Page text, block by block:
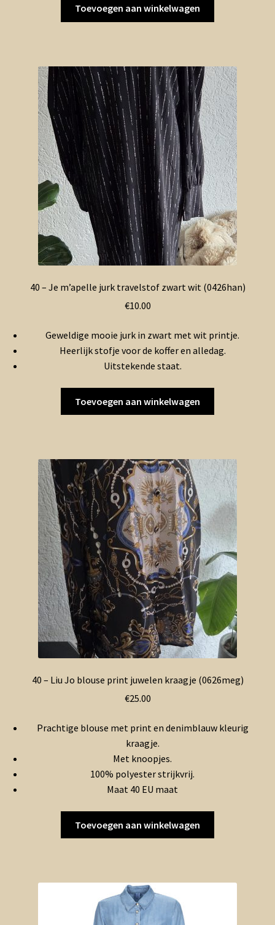
Toevoegen aan winkelwagen
40 – Je m’apelle jurk travelstof zwart wit (0426han)
€10.00
Geweldige mooie jurk in zwart met wit printje.
Heerlijk stofje voor de koffer en alledag.
Uitstekende staat.
Toevoegen aan winkelwagen
40 – Liu Jo blouse print juwelen kraagje (0626meg)
€25.00
Prachtige blouse met print en denimblauw kleurig
kraagje.
Met knoopjes.
100% polyester strijkvrij.
Maat 40 EU maat
Toevoegen aan winkelwagen